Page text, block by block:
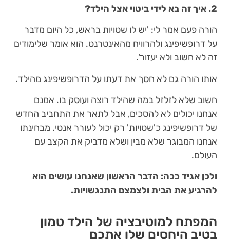
2. איך זה בא לידי ביטוי אצל הילד?
הורה פעם אמר לי: 'יש לו שטויות בראש, כל היום מדבר
על דרופשיפינג ולהרוויח מהאינטרנט. הוא אומר שלימודים
זה לא חשוב ולא יעזור'.
אותו הורה גם לא חסך את דעתו על הדרופשיפינג מהילד.
חשוב שלא לזלזל במה שהילד רוצה ועוסק בו. אמנם
אנחנו יכולים לא להסכים, אבל לתאר את התחביב החדש
של דרופשיפינג כ'שטויות' רק יכול לעורר אנטי. מבחינתו
אנחנו המבוגר שלא מבין ושלא מדביק את הקצב עם
העולם.
ולכן אגיד ככה: הדבר הראשון שאנחנו עושים הוא
להרגיע את הבית ולצמצם התנגשויות.
המפתח למוטיבציה של הילד טמון
בטיב היחסים שלו אתכם